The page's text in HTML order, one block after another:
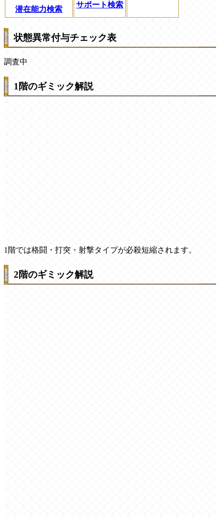
潜在能力検索
サポート検索
状態異常付与チェック表
調査中
1階のギミック解説
1階では格闘・打突・射撃タイプが必殺短縮されます。
2階のギミック解説